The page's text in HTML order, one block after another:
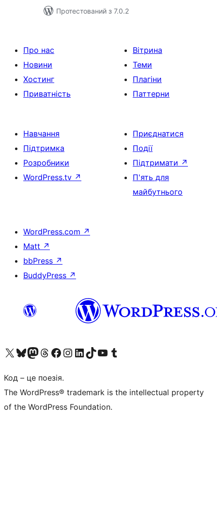
Протестований з 7.0.2
Про нас
Новини
Хостинг
Приватність
Вітрина
Теми
Плагіни
Паттерни
Навчання
Підтримка
Розробники
WordPress.tv ↗
Приєднатися
Події
Підтримати ↗
П'ять для
майбутнього
WordPress.com ↗
Matt ↗
bbPress ↗
BuddyPress ↗
Visit our X (formerly Twitter) account
Visit our Bluesky account
Завітайте до нашої стрічки в Mastodon
Visit our Threads account
Завітайте на нашу сторінку в Facebook
Visit our Instagram account
Visit our LinkedIn account
Visit our TikTok account
Visit our YouTube channel
Visit our Tumblr account
Код – це поезія.
The WordPress® trademark is the intellectual property
of the WordPress Foundation.